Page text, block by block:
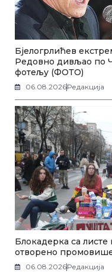
Бјелогрлићев
Редовно дивљао по
фотељу (ФОТО)
06.08.2026Редакција
Блокадерка са
отворено
06.08.2026Редакција